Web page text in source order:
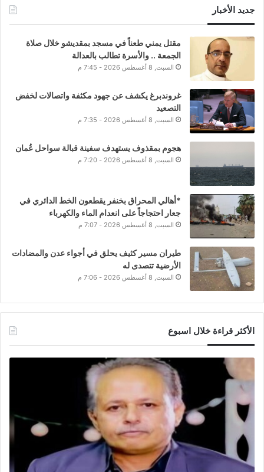
جديد الأخبار
مقتل يمني طعناً في مسجد بمقديشو خلال صلاة
الجمعة .. والأسرة تطالب بالعدالة
السبت, 8 أغسطس 2026 - 7:45 م
غروندبرغ يكشف عن جهود مكثفة واتصالات لخفض
التصعيد
السبت, 8 أغسطس 2026 - 7:35 م
هجوم بمقذوف يستهدف سفينة قبالة سواحل عُمان
السبت, 8 أغسطس 2026 - 7:20 م
*أهالي المحراق بخنفر يقطعون الخط الدائري في
جعار احتجاجاً على انعدام الماء والكهرباء
السبت, 8 أغسطس 2026 - 7:07 م
طيران مسير كثيف يحلق في أجواء عدن والمضادات
الأرضية تتصدى له
السبت, 8 أغسطس 2026 - 7:06 م
الأكثر قراءة خلال اسبوع